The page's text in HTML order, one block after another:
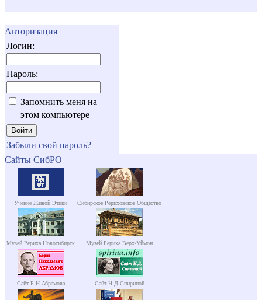
Авторизация
Логин:
Пароль:
Запомнить меня на
этом компьютере
Забыли свой пароль?
Сайты СибРО
Учение Живой Этики Сибирское Рериховское Общество
Музей Рериха Новосибирск Музей Рериха Верх-Уймон
Сайт Б.Н.Абрамова Сайт Н.Д.Спириной